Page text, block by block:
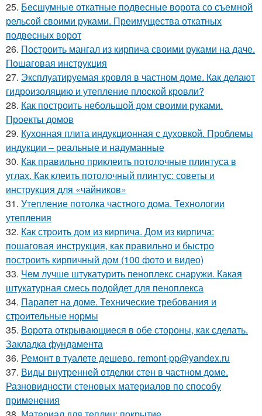
25. Бесшумные откатные подвесные ворота со съемной
рельсой своими руками. Преимущества откатных
подвесных ворот
26. Построить мангал из кирпича своими руками на даче.
Пошаговая инструкция
27. Эксплуатируемая кровля в частном доме. Как делают
гидроизоляцию и утепление плоской кровли?
28. Как построить небольшой дом своими руками.
Проекты домов
29. Кухонная плита индукционная с духовкой. Проблемы
индукции – реальные и надуманные
30. Как правильно приклеить потолочные плинтуса в
углах. Как клеить потолочный плинтус: советы и
инструкция для «чайников»
31. Утепление потолка частного дома. Технологии
утепления
32. Как строить дом из кирпича. Дом из кирпича:
пошаговая инструкция, как правильно и быстро
построить кирпичный дом (100 фото и видео)
33. Чем лучше штукатурить пеноплекс снаружи. Какая
штукатурная смесь подойдет для пеноплекса
34. Парапет на доме. Технические требования и
строительные нормы
35. Ворота открывающиеся в обе стороны, как сделать.
Закладка фундамента
36. Ремонт в туалете дешево. remont-pp@yandex.ru
37. Виды внутренней отделки стен в частном доме.
Разновидности стеновых материалов по способу
применения